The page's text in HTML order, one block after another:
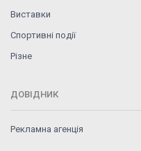
Виставки
Спортивні події
Різне
ДОВІДНИК
Рекламна агенція